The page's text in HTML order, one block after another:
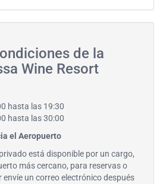
de la
Wine Resort
hasta las 19:30
hasta las 30:00
el Aeropuerto
está disponible por un cargo,
más cercano, para reservas o
un correo electrónico después